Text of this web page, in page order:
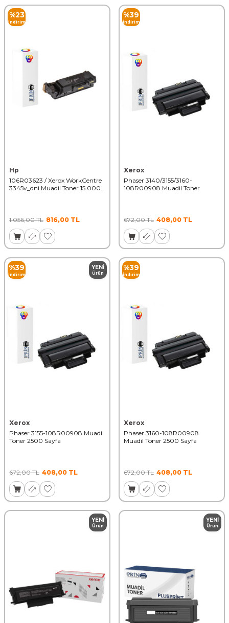
%23
İndirim
Hp
106R03623 / Xerox WorkCentre
3345v_dni Muadil Toner 15.000
1.056,00TL 816,00 TL
%39
İndirim
Xerox
Phaser 3140/3155/3160-
108R00908 Muadil Toner
672,00TL 408,00 TL
%39
İndirim
YENI
Ürün
Xerox
Phaser 3155-108R00908 Muadil
Toner 2500 Sayfa
672,00TL 408,00 TL
%39
İndirim
Xerox
Phaser 3160-108R00908
Muadil Toner 2500 Sayfa
672,00TL 408,00 TL
YENI
Ürün
YENI
Ürün